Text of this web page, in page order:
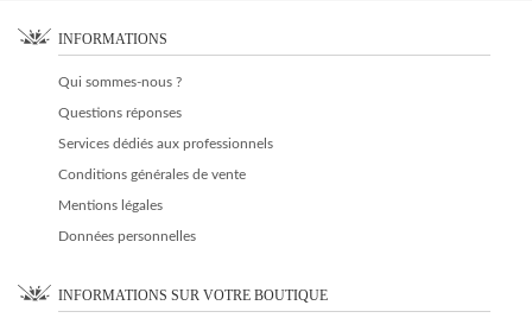
INFORMATIONS
Qui sommes-nous ?
Questions réponses
Services dédiés aux professionnels
Conditions générales de vente
Mentions légales
Données personnelles
INFORMATIONS SUR VOTRE BOUTIQUE